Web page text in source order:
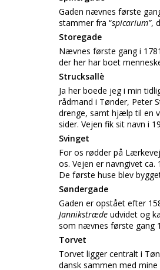
Gaden nævnes første
stammer fra “spicarium”,
Storegade
Nævnes første gang i
der her har boet
Strucksallè
Ja her boede jeg i min
rådmand i Tønder, Peter
drenge, samt hjælp til en
sider. Vejen fik sit navn i
Svinget
For os rødder på
os. Vejen er navngivet
De første huse blev
Søndergade
Gaden er opstået efter
Jannikstræde udvidet og
som nævnes første gang
Torvet
Torvet ligger centralt i
dansk sammen med